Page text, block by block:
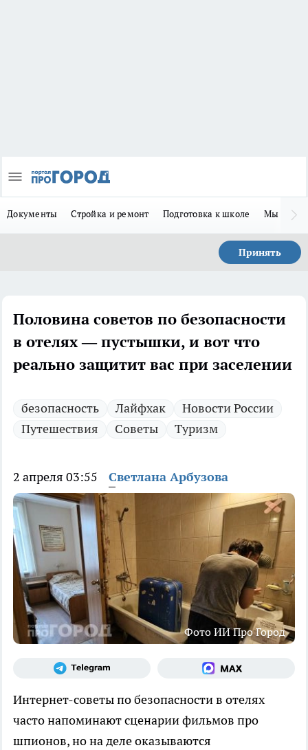
Документы Стройка и ремонт Подготовка к школе Мы в MAX
Принять
Половина советов по безопасности
в отелях — пустышки, и вот что
реально защитит вас при заселении
безопасность Лайфхак
Новости России
Путешествия
Советы Туризм
2 апреля 03:55 Светлана Арбузова
Фото ИИ Про Город
Интернет-советы по безопасности в отелях
часто напоминают сценарии фильмов про
шпионов, но на деле оказываются